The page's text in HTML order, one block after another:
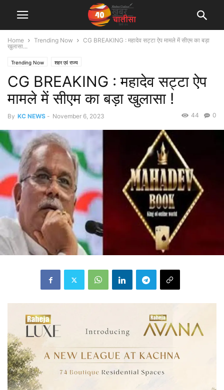
Home Trending Now
CG BREAKING : महादेव सट्टा ऐप मामले में सीएम का बड़ा
खुलासा...
Trending Now शहर एवं राज्य
CG BREAKING : महादेव सट्टा ऐप
मामले में सीएम का बड़ा खुलासा !
By KC NEWS - November 6, 2023 0
44